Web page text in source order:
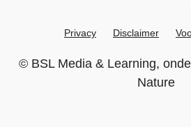
Privacy Disclaimer
© BSL Media & Learning,
Nature